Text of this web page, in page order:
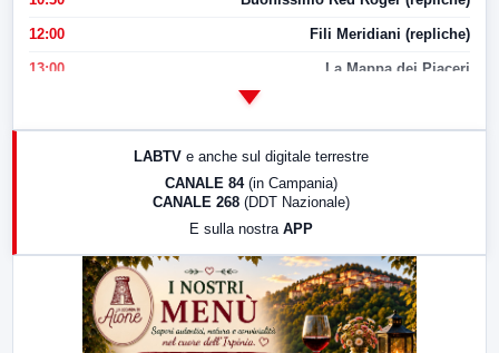
12:00 Fili Meridiani (repliche)
13:00 La Mappa dei Piaceri
LabNews (replica)
LABTV e anche sul digitale terrestre
CANALE 84 (in Campania)
CANALE 268 (DDT Nazionale)
E sulla nostra APP